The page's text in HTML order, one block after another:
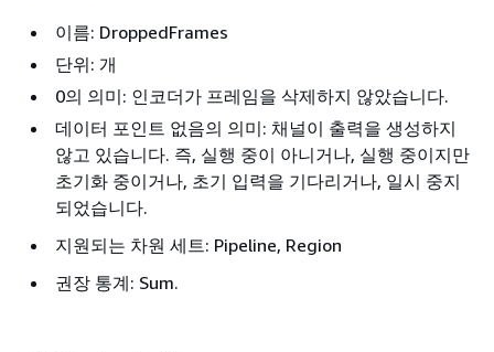
이름: DroppedFrames
단위: 개
0의 의미: 인코더가 프레임을 삭제하지 않았습니다.
데이터 포인트 없음의 의미: 채널이 출력을 생성하지
않고 있습니다. 즉, 실행 중이 아니거나, 실행 중이지만
초기화 중이거나, 초기 입력을 기다리거나, 일시 중지
되었습니다.
지원되는 차원 세트: Pipeline, Region
권장 통계: Sum.